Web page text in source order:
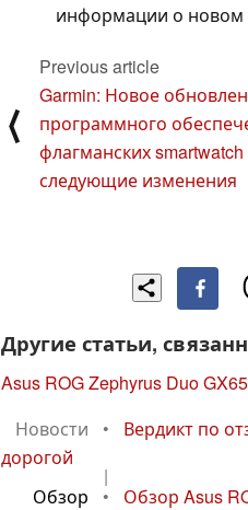
информации о новом
⟨
Previous article
Garmin: Новое
программного
флагманских
следующие изменения
Другие статьи,
Asus ROG Zephyrus Duo
Новости
•
Вердикт по
дорогой
|
Обзор
•
Обзор Asus